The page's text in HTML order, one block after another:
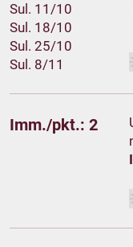
Sul. 11/10
Sul. 18/10
Sul. 25/10
Sul. 8/11
Imm./pkt.: 2